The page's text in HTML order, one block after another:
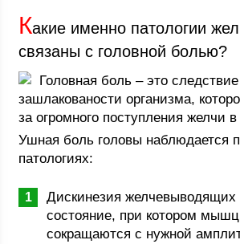
Какие именно патологии
связаны с головной болью?
Головная боль – это следствие
зашлакованости организма,
за огромного поступления желчи
Ушная боль головы наблюдается
патологиях:
Дискинезия желчевыводящих
состояние, при котором
сокращаются с нужной